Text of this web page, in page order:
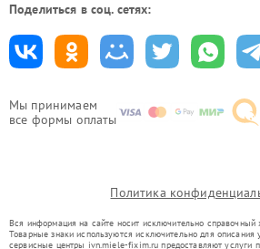
Мы принимаем
все формы оплаты
Поделиться в соц. сетях:
Политика
Вся информация на сайте носит исключительно справочный
Товарные знаки используются исключительно для описания
сервисные центры ivn.miele-fixim.ru предоставляют услуги